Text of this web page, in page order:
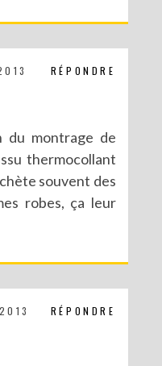
RÉPONDRE
du montrage de
thermocollant
souvent des
robes, ça leur
RÉPONDRE